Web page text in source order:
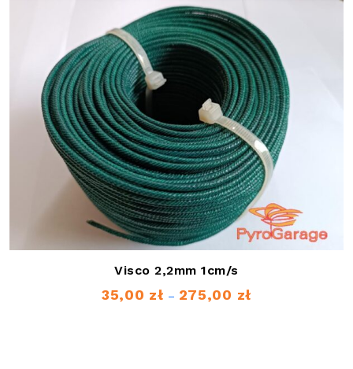
Visco 2,2mm 1cm/s
35,00 zł – 275,00 złZakres